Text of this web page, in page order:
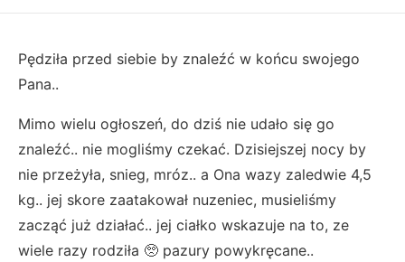
Pędziła przed siebie by znaleźć w końcu swojego
Pana..
Mimo wielu ogłoszeń, do dziś nie udało się go
znaleźć.. nie mogliśmy czekać. Dzisiejszej nocy by
nie przeżyła, snieg, mróz.. a Ona wazy zaledwie 4,5
kg.. jej skore zaatakował nuzeniec, musieliśmy
zacząć już działać.. jej ciałko wskazuje na to, ze
wiele razy rodziła 🥺 pazury powykręcane..